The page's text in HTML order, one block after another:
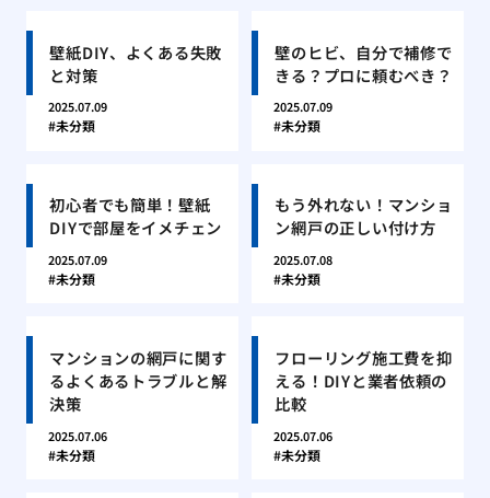
壁紙DIY、よくある失敗
と対策
2025.07.09
未分類
壁のヒビ、自分で補修で
きる？プロに頼むべき？
2025.07.09
未分類
初心者でも簡単！壁紙
DIYで部屋をイメチェン
2025.07.09
未分類
もう外れない！マンショ
ン網戸の正しい付け方
2025.07.08
未分類
マンションの網戸に関す
るよくあるトラブルと解
決策
2025.07.06
未分類
フローリング施工費を抑
える！DIYと業者依頼の
比較
2025.07.06
未分類